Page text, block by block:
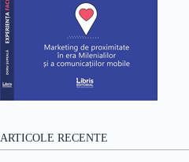
ARTICOLE RECENTE